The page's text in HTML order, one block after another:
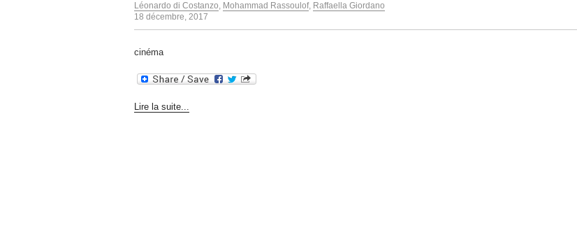
Léonardo di Costanzo, Mohammad Rassoulof, Raffaella Giordano
18 décembre, 2017
cinéma
Lire la suite...